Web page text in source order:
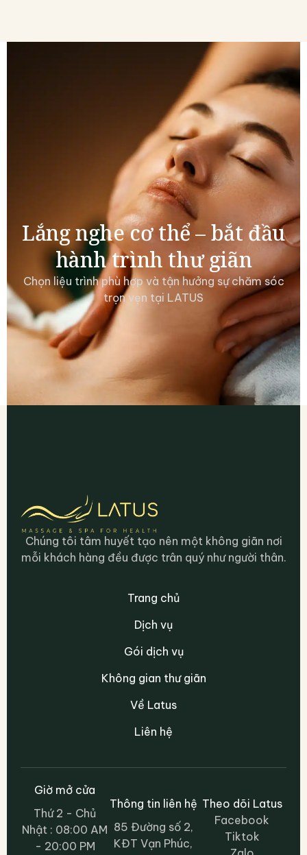
Lắng nghe cơ thể – bắt đầu
hành trình thư giãn
Chọn liệu trình phù hợp và tận hưởng sự chăm sóc
trọn vẹn tại LATUS
Chúng tôi tâm huyết tạo nên một không giãn nơi
mỗi khách hàng đều được trân quý như người thân.
Trang chủ
Dịch vụ
Gói dịch vụ
Không gian thư giãn
Về Latus
Liên hệ
Giờ mở cửa
Thứ 2 - Chủ
Nhật : 08:00 AM
- 20:00 PM
Thông tin liên hệ
85 Đường số 2,
KĐT Vạn Phúc,
Theo dõi Latus
Facebook
Tiktok